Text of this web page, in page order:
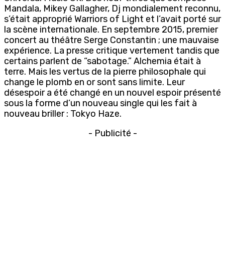
Mandala, Mikey Gallagher, Dj mondialement reconnu,
s’était approprié Warriors of Light et l’avait porté sur
la scène internationale. En septembre 2015, premier
concert au théâtre Serge Constantin ; une mauvaise
expérience. La presse critique vertement tandis que
certains parlent de “sabotage.” Alchemia était à
terre. Mais les vertus de la pierre philosophale qui
change le plomb en or sont sans limite. Leur
désespoir a été changé en un nouvel espoir présenté
sous la forme d’un nouveau single qui les fait à
nouveau briller : Tokyo Haze.
- Publicité -